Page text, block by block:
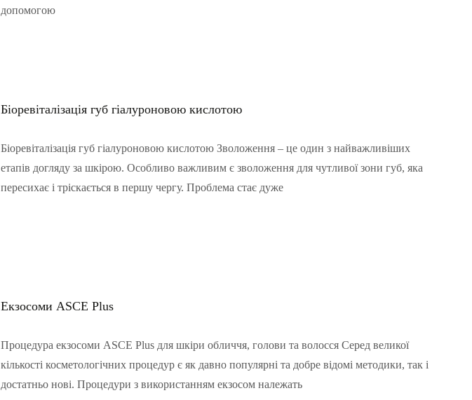
допомогою
Біоревіталізація губ гіалуроновою кислотою
Біоревіталізація губ гіалуроновою кислотою Зволоження – це один з найважливіших
етапів догляду за шкірою. Особливо важливим є зволоження для чутливої ​​зони губ, яка
пересихає і тріскається в першу чергу. Проблема стає дуже
Екзосоми ASCE Plus
Процедура екзосоми ASCE Plus для шкіри обличчя, голови та волосся Серед великої
кількості косметологічних процедур є як давно популярні та добре відомі методики, так і
достатньо нові. Процедури з використанням екзосом належать